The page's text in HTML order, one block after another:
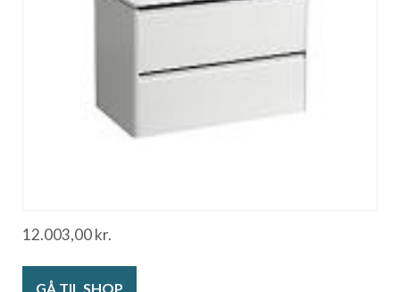
12.003,00kr.
GÅ TIL SHOP